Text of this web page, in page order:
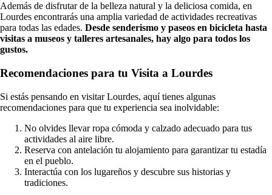
Además de disfrutar de la belleza natural y la deliciosa comida, en
Lourdes encontrarás una amplia variedad de actividades recreativas
para todas las edades. Desde senderismo y paseos en bicicleta hasta
visitas a museos y talleres artesanales, hay algo para todos los
gustos.
Recomendaciones para tu Visita a Lourdes
Si estás pensando en visitar Lourdes, aquí tienes algunas
recomendaciones para que tu experiencia sea inolvidable:
No olvides llevar ropa cómoda y calzado adecuado para tus
actividades al aire libre.
Reserva con antelación tu alojamiento para garantizar tu estadía
en el pueblo.
Interactúa con los lugareños y descubre sus historias y
tradiciones.